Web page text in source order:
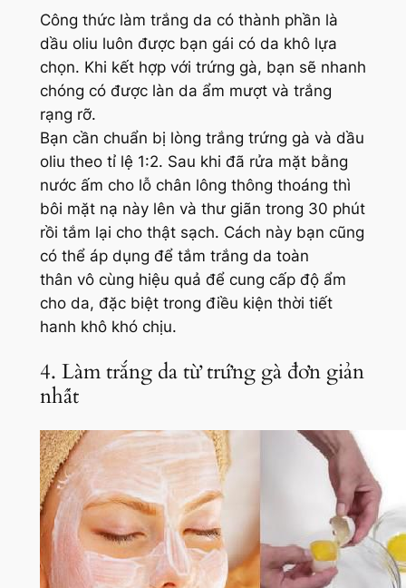
Công thức làm trắng da có thành phần là
dầu oliu luôn được bạn gái có da khô lựa
chọn. Khi kết hợp với trứng gà, bạn sẽ nhanh
chóng có được làn da ẩm mượt và trắng
rạng rỡ.
Bạn cần chuẩn bị lòng trắng trứng gà và dầu
oliu theo tỉ lệ 1:2. Sau khi đã rửa mặt bằng
nước ấm cho lỗ chân lông thông thoáng thì
bôi mặt nạ này lên và thư giãn trong 30 phút
rồi tắm lại cho thật sạch. Cách này bạn cũng
có thể áp dụng để tắm trắng da toàn
thân vô cùng hiệu quả để cung cấp độ ẩm
cho da, đặc biệt trong điều kiện thời tiết
hanh khô khó chịu.
4. Làm trắng da từ trứng gà đơn giản
nhất